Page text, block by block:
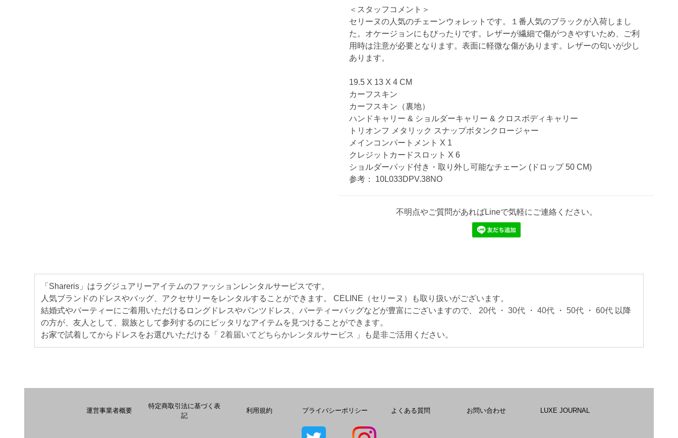
＜スタッフコメント＞
セリーヌの人気のチェーンウォレットです。１番人気のブラックが入荷しまし
た。オケージョンにもぴったりです。レザーが繊細で傷がつきやすいため、ご利
用時は注意が必要となります。表面に軽微な傷があります。レザーの匂いが少し
あります。
19.5 X 13 X 4 CM
カーフスキン
カーフスキン（裏地）
ハンドキャリー & ショルダーキャリー & クロスボディキャリー
トリオンフ メタリック スナップボタンクロージャー
メインコンパートメント X 1
クレジットカードスロット X 6
ショルダーパッド付き・取り外し可能なチェーン (ドロップ 50 CM)
参考： 10L033DPV.38NO
不明点やご質問があればLineで気軽にご連絡ください。
「Shareris」はラグジュアリーアイテムのファッションレンタルサービスです。
人気ブランドのドレスやバッグ、アクセサリーをレンタルすることができます。 CELINE（セリーヌ）も取り扱いがございます。
結婚式やパーティーにご着用いただけるロングドレスやパンツドレス、パーティーバッグなどが豊富にございますので、 20代 ・ 30代 ・ 40代 ・ 50代 ・ 60代 以降
の方が、友人として、親族として参列するのにピッタリなアイテムを見つけることができます。
お家で試着してからドレスをお選びいただける「 2着届いてどちらかレンタルサービス 」も是非ご活用ください。
運営事業者概要
特定商取引法に基づく表
記
利用規約 プライバシーポリシー よくある質問 お問い合わせ LUXE JOURNAL